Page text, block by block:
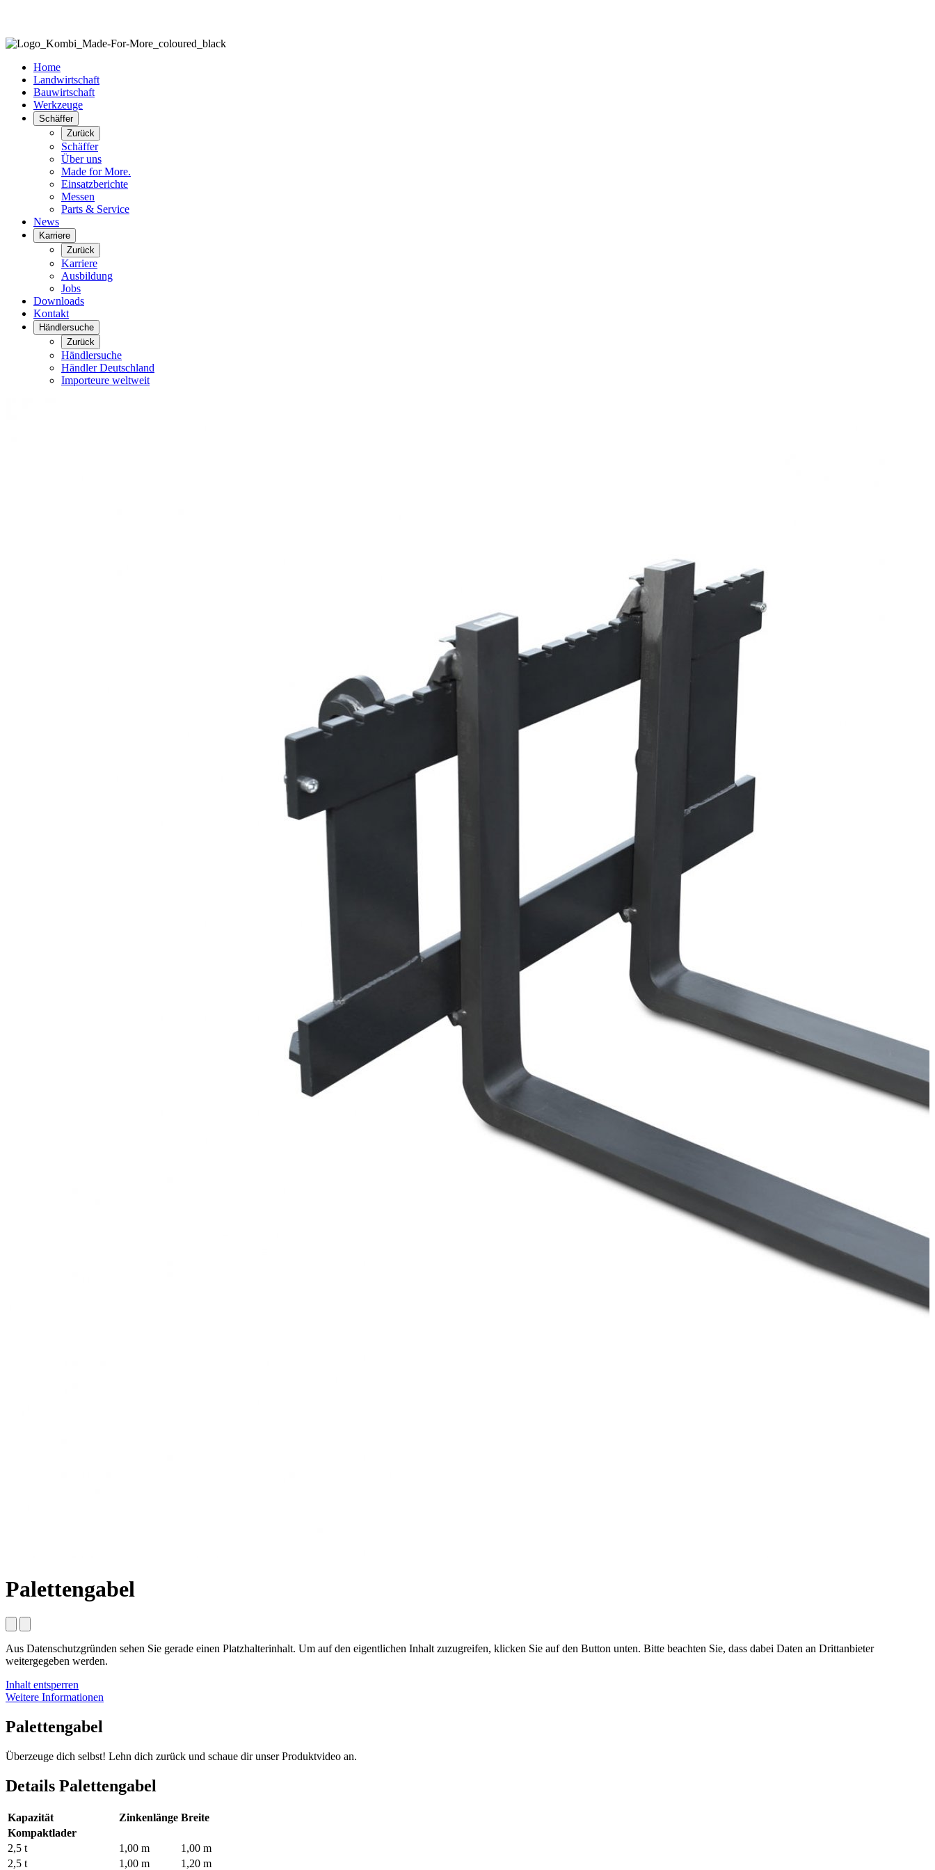
Home
Landwirtschaft
Bauwirtschaft
Werkzeuge
Schäffer
Zurück
Schäffer
Über uns
Made for More.
Einsatzberichte
Messen
Parts & Service
News
Karriere
Zurück
Karriere
Ausbildung
Jobs
Downloads
Kontakt
Händlersuche
Zurück
Händlersuche
Händler Deutschland
Importeure weltweit
Palettengabel
Aus Datenschutzgründen sehen Sie gerade einen Platzhalterinhalt. Um auf den eigentlichen Inhalt zuzugreifen, klicken Sie auf den Button unten. Bitte beachten Sie, dass dabei Daten an Drittanbieter
weitergegeben werden.
Inhalt entsperren
Weitere Informationen
Palettengabel
Überzeuge dich selbst! Lehn dich zurück und schaue dir unser Produktvideo an.
Details Palettengabel
Kapazität Zinkenlänge Breite
Kompaktlader
2,5 t
1,00 m
1,00 m
2,5 t
1,00 m 1,20 m